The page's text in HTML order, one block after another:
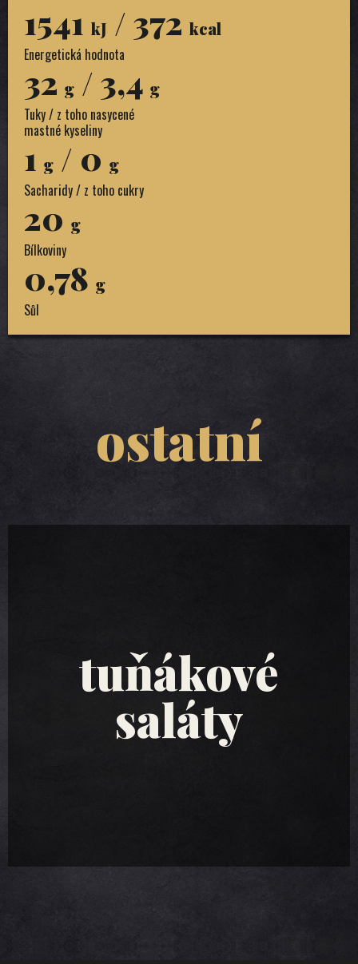
1541 kJ / 372 kcal
Energetická hodnota
32 g / 3,4 g
Tuky / z toho nasycené
mastné kyseliny
1 g / 0 g
Sacharidy / z toho cukry
20 g
Bílkoviny
0,78 g
Sůl
ostatní
tuňákové
saláty